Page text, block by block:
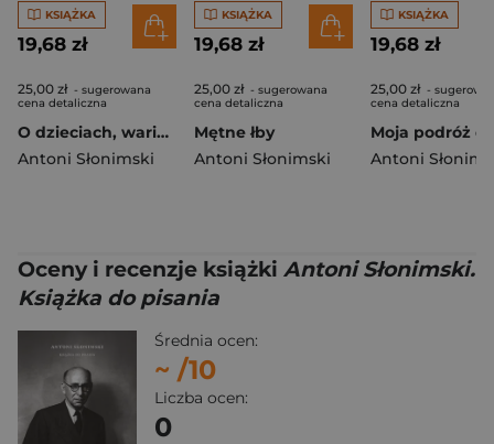
KSIĄŻKA
19,68 zł
25,00 zł - sugerowana
cena detaliczna
O dzieciach, wariatach i grafomanach
Antoni Słonimski
KSIĄŻKA
19,68 zł
25,00 zł - sugerowana
cena detaliczna
Mętne łby
Antoni Słonimski
KSIĄŻKA
19,68 zł
25,00 zł -
cena detaliczna
Antoni
Oceny i recenzje książki Antoni Słonimski.
Książka do pisania
Średnia ocen:
~ /10
Liczba ocen:
0